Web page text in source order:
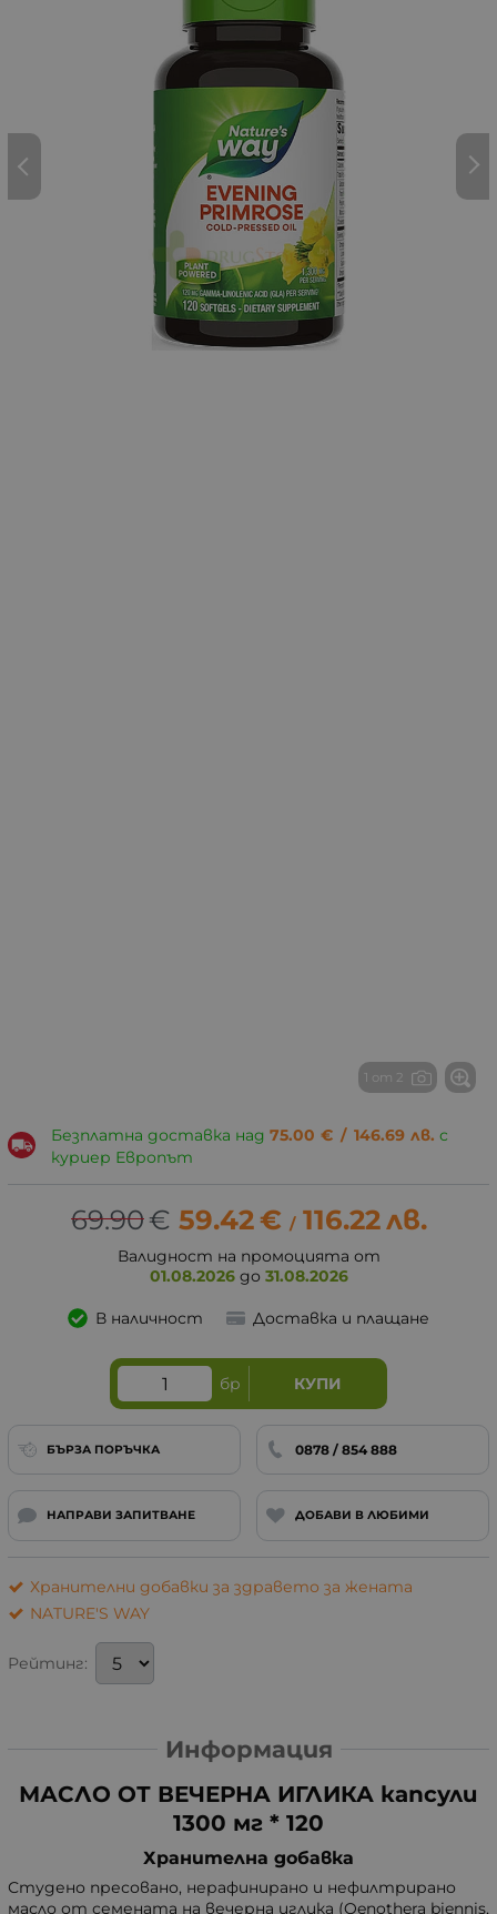
1 от 2
Безплатна доставка над 75.00 € / 146.69 лв. с
куриер Европът
69.90€ 59.42€ / 116.22лв.
Валидност на промоцията от
01.08.2026 до 31.08.2026
В наличност Доставка и плащане
бр КУПИ
БЪРЗА ПОРЪЧКА 0878 / 854 888
НАПРАВИ ЗАПИТВАНЕ ДОБАВИ В ЛЮБИМИ
Хранителни добавки за здравето за жената
NATURE'S WAY
Рейтинг:
Информация
МАСЛО ОТ ВЕЧЕРНА ИГЛИКА капсули
1300 мг * 120
Хранителна добавка
Студено пресовано, нерафинирано и нефилтрирано
масло от семената на вечерна иглика (Oenothera biennis,